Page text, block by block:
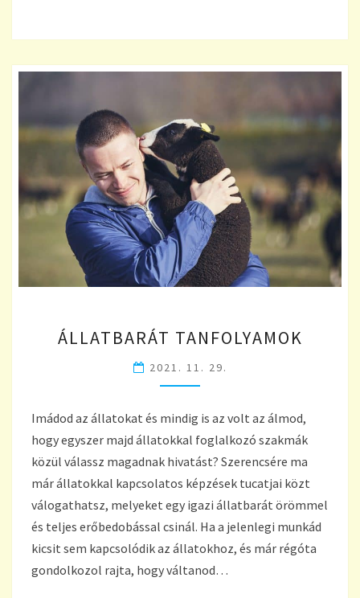
TANFOLYAMOK
ÁLLATBARÁT TANFOLYAMOK
2021. 11. 29.
Imádod az állatokat és mindig is az volt az álmod,
hogy egyszer majd állatokkal foglalkozó szakmák
közül válassz magadnak hivatást? Szerencsére ma
már állatokkal kapcsolatos képzések tucatjai közt
válogathatsz, melyeket egy igazi állatbarát örömmel
és teljes erőbedobással csinál. Ha a jelenlegi munkád
kicsit sem kapcsolódik az állatokhoz, és már régóta
gondolkozol rajta, hogy váltanod…